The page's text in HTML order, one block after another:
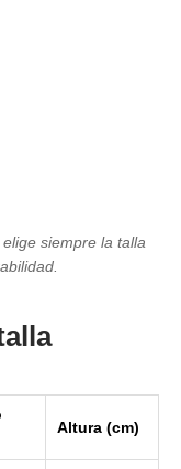
siempre la talla
Altura (cm)